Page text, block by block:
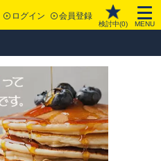
ログイン 会員登録
検討中(0) MENU